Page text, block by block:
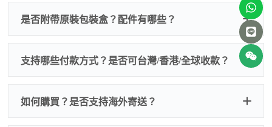
為事故，免費維修三年
人為事故我們只收更換配件
的費用，配件很便宜，大多數兩位數，貴一點也就一
QC 品
質檢查
度、錶帶等部位是否完好無瑕、貼合緊密。
是否附帶原裝包裝盒？配件有哪些？
我們默認會提供普通盒子，如果需要原裝盒子可
以找我們搭配，選擇原裝盒子附屬配件：原裝盒
如是鋼帶手錶會贈送拆錶帶工具。
支持哪些付款方式？是否可台灣/香港/全球收款？
如何購買？是否支持海外寄送？